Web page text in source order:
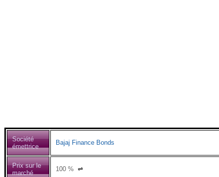
Société
émettrice
Bajaj Finance Bonds
Prix sur le
marché
100 % ⇌